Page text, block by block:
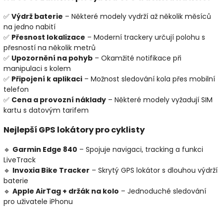
✅ Výdrž baterie – Některé modely vydrží až několik měsíců
na jedno nabití
✅ Přesnost lokalizace – Moderní trackery určují polohu s
přesností na několik metrů
✅ Upozornění na pohyb – Okamžité notifikace při
manipulaci s kolem
✅ Připojení k aplikaci – Možnost sledování kola přes mobilní
telefon
✅ Cena a provozní náklady – Některé modely vyžadují SIM
kartu s datovým tarifem
Nejlepší GPS lokátory pro cyklisty
🔹 Garmin Edge 840 – Spojuje navigaci, tracking a funkci
LiveTrack
🔹 Invoxia Bike Tracker – Skrytý GPS lokátor s dlouhou výdrží
baterie
🔹 Apple AirTag + držák na kolo – Jednoduché sledování
pro uživatele iPhonu